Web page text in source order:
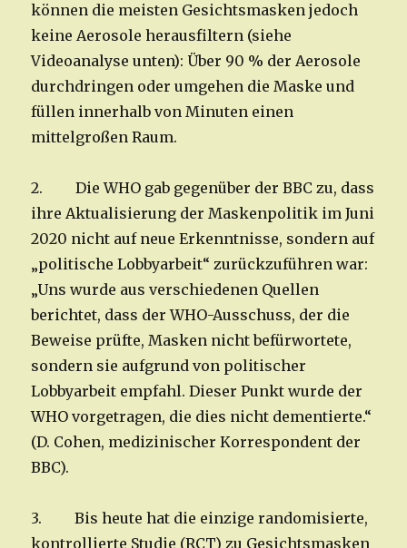
können die meisten Gesichtsmasken jedoch
keine Aerosole herausfiltern (siehe
Videoanalyse unten): Über 90 % der Aerosole
durchdringen oder umgehen die Maske und
füllen innerhalb von Minuten einen
mittelgroßen Raum.
2. Die WHO gab gegenüber der BBC zu, dass
ihre Aktualisierung der Maskenpolitik im Juni
2020 nicht auf neue Erkenntnisse, sondern auf
„politische Lobbyarbeit“ zurückzuführen war:
„Uns wurde aus verschiedenen Quellen
berichtet, dass der WHO-Ausschuss, der die
Beweise prüfte, Masken nicht befürwortete,
sondern sie aufgrund von politischer
Lobbyarbeit empfahl. Dieser Punkt wurde der
WHO vorgetragen, die dies nicht dementierte.“
(D. Cohen, medizinischer Korrespondent der
BBC).
3. Bis heute hat die einzige randomisierte,
kontrollierte Studie (RCT) zu Gesichtsmasken